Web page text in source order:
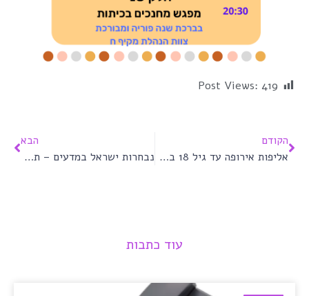
Post Views: 419
הקודם
אליפות אירופה עד גיל 18 באתלטיקה
הבא
נבחרות ישראל במדעים – תשפ״ג
עוד כתבות